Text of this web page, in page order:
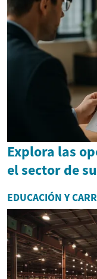
Explora las
el sector de
EDUCACIÓN Y